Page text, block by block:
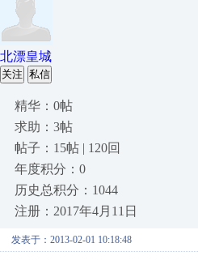
北漂皇城
关注 私信
精华：0帖
求助：3帖
帖子：15帖 | 120回
年度积分：0
历史总积分：1044
注册：2017年4月11日
发表于：2013-02-01 10:18:48